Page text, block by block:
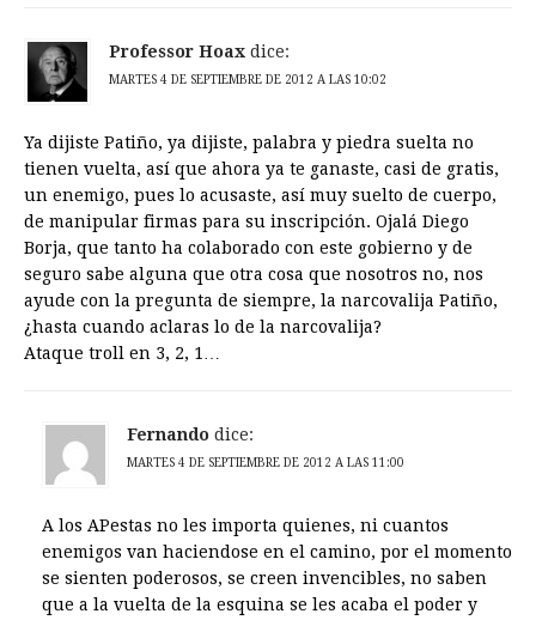
Professor Hoax dice:
MARTES 4 DE SEPTIEMBRE DE 2012 A LAS 10:02
Ya dijiste Patiño, ya dijiste, palabra y piedra suelta no
tienen vuelta, así que ahora ya te ganaste, casi de gratis,
un enemigo, pues lo acusaste, así muy suelto de cuerpo,
de manipular firmas para su inscripción. Ojalá Diego
Borja, que tanto ha colaborado con este gobierno y de
seguro sabe alguna que otra cosa que nosotros no, nos
ayude con la pregunta de siempre, la narcovalija Patiño,
¿hasta cuando aclaras lo de la narcovalija?
Ataque troll en 3, 2, 1…
Fernando dice:
MARTES 4 DE SEPTIEMBRE DE 2012 A LAS 11:00
A los APestas no les importa quienes, ni cuantos
enemigos van haciendose en el camino, por el momento
se sienten poderosos, se creen invencibles, no saben
que a la vuelta de la esquina se les acaba el poder y